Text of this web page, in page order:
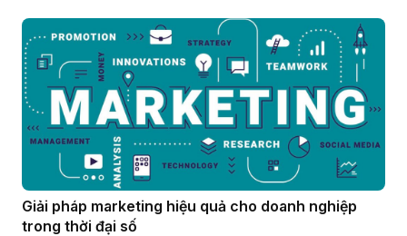
Giải pháp marketing hiệu quả cho doanh nghiệp
trong thời đại số